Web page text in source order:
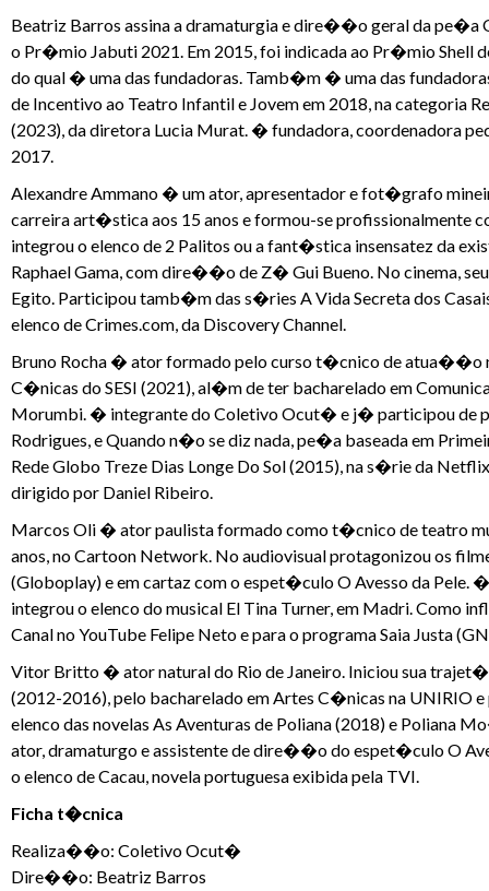
Beatriz Barros assina a dramaturgia e dire��o geral da pe�a
o Pr�mio Jabuti 2021. Em 2015, foi indicada ao Pr�mio Shell
do qual � uma das fundadoras. Tamb�m � uma das
de Incentivo ao Teatro Infantil e Jovem em 2018, na
(2023), da diretora Lucia Murat. � fundadora, coordenadora
2017.
Alexandre Ammano � um ator, apresentador e fot�grafo
carreira art�stica aos 15 anos e formou-se profissionalmente
integrou o elenco de 2 Palitos ou a fant�stica insensatez da
Raphael Gama, com dire��o de Z� Gui Bueno. No cinema,
Egito. Participou tamb�m das s�ries A Vida Secreta dos
elenco de Crimes.com, da Discovery Channel.
Bruno Rocha � ator formado pelo curso t�cnico de atua��o
C�nicas do SESI (2021), al�m de ter bacharelado em
Morumbi. � integrante do Coletivo Ocut� e j� participou de
Rodrigues, e Quando n�o se diz nada, pe�a baseada em
Rede Globo Treze Dias Longe Do Sol (2015), na s�rie da
dirigido por Daniel Ribeiro.
Marcos Oli � ator paulista formado como t�cnico de teatro
anos, no Cartoon Network. No audiovisual protagonizou os
(Globoplay) e em cartaz com o espet�culo O Avesso da Pele.
integrou o elenco do musical El Tina Turner, em Madri. Como
Canal no YouTube Felipe Neto e para o programa Saia Justa
Vitor Britto � ator natural do Rio de Janeiro. Iniciou sua
(2012-2016), pelo bacharelado em Artes C�nicas na UNIRIO
elenco das novelas As Aventuras de Poliana (2018) e Poliana
ator, dramaturgo e assistente de dire��o do espet�culo O
o elenco de Cacau, novela portuguesa exibida pela TVI.
Ficha t�cnica
Realiza��o: Coletivo Ocut�
Dire��o: Beatriz Barros